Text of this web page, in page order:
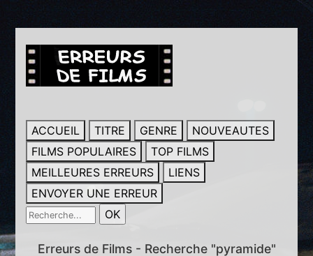
ACCUEIL TITRE GENRE
NOUVEAUTES
FILMS POPULAIRES
TOP FILMS
MEILLEURES ERREURS
LIENS
ENVOYER UNE ERREUR
Erreurs de Films - Recherche "pyramide"